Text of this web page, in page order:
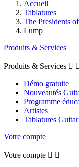
Accueil
Tablatures
The Presidents
Lump
Produits & Services
Produits & Services  
Démo gratuite
Nouveautés
Programme
Artistes
Tablatures
Votre compte
Votre compte  